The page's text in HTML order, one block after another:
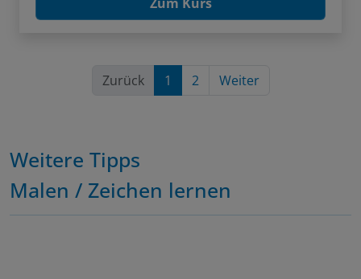
Zurück 1 2 Weiter
Weitere Tipps
Malen / Zeichen lernen